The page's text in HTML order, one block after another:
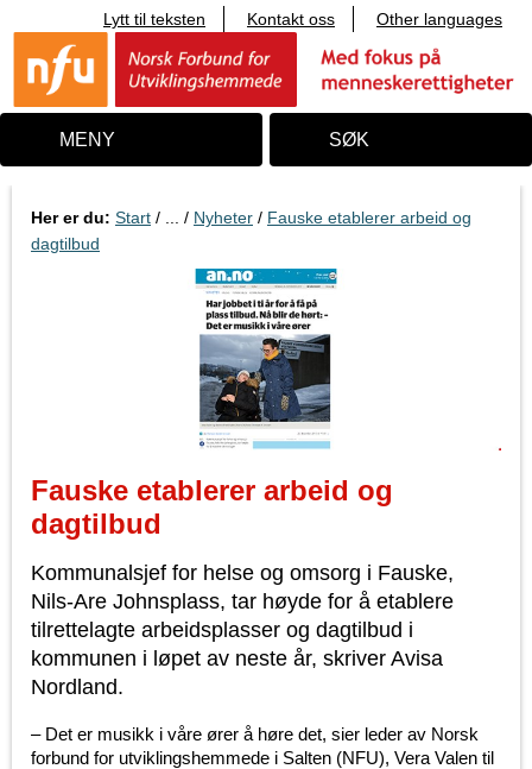
i
n
o
Lytt til teksten Kontakt oss Other languages
MENY SØK
Her er du: Start / ... / Nyheter / Fauske etablerer arbeid og
dagtilbud
Fauske etablerer arbeid og
dagtilbud
Kommunalsjef for helse og omsorg i Fauske,
Nils-Are Johnsplass, tar høyde for å etablere
tilrettelagte arbeidsplasser og dagtilbud i
kommunen i løpet av neste år, skriver Avisa
Nordland.
– Det er musikk i våre ører å høre det, sier leder av Norsk
forbund for utviklingshemmede i Salten (NFU), Vera Valen til